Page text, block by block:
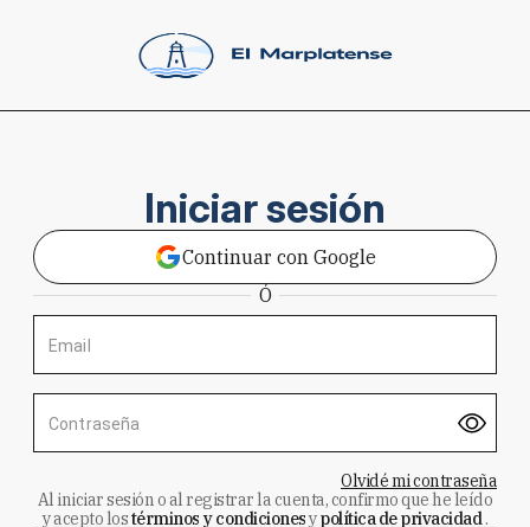
Iniciar sesión
Continuar con Google
Ó
Email
Contraseña
Olvidé mi contraseña
Al iniciar sesión o al registrar la cuenta, confirmo que he leído
y acepto lostérminos y condicionesypolítica de privacidad.